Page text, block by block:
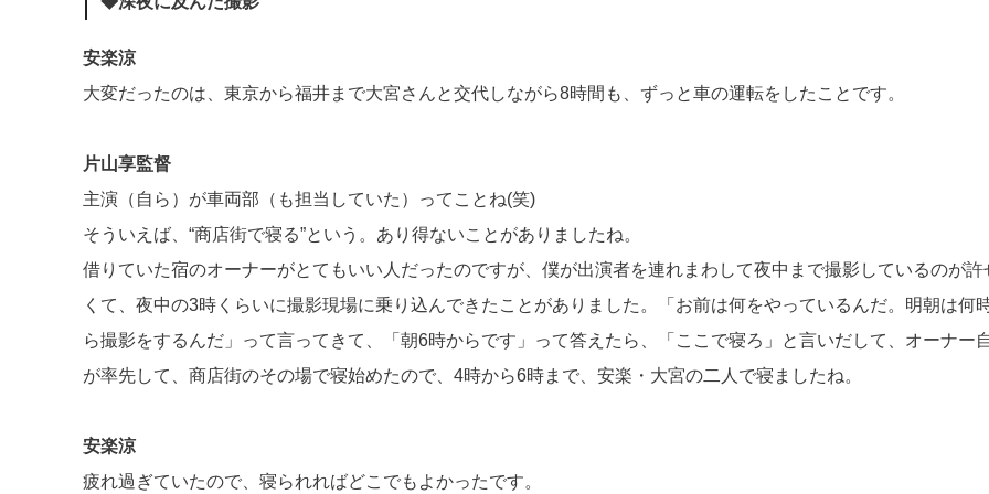
安楽涼
大変だったのは、東京から福井まで大宮さんと交代しながら8時間も、ずっと車の運転をしたことです。
片山享監督
主演（自ら）が車両部（も担当していた）ってことね(笑)
そういえば、“商店街で寝る”という。あり得ないことがありましたね。
借りていた宿のオーナーがとてもいい人だったのですが、僕が出演者を連れまわして夜中まで撮影しているのが許
くて、夜中の3時くらいに撮影現場に乗り込んできたことがありました。「お前は何をやっているんだ。明朝は何
ら撮影をするんだ」って言ってきて、「朝6時からです」って答えたら、「ここで寝ろ」と言いだして、オーナー
が率先して、商店街のその場で寝始めたので、4時から6時まで、安楽・大宮の二人で寝ましたね。
安楽涼
疲れ過ぎていたので、寝られればどこでもよかったです。